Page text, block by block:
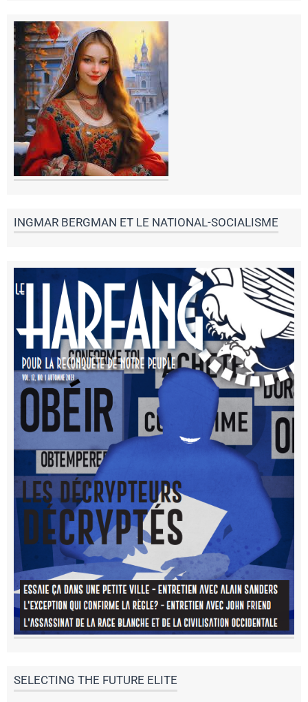
INGMAR BERGMAN ET LE NATIONAL-SOCIALISME
SELECTING THE FUTURE ELITE